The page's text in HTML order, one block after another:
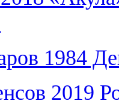
1984
2019